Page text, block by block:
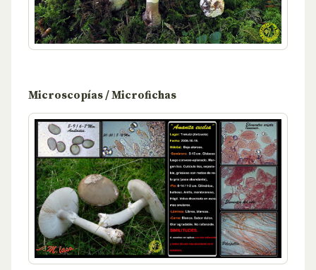
Microscopías / Microfichas